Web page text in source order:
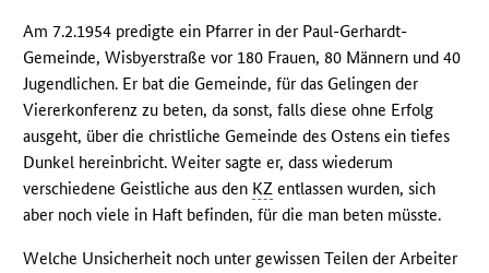
Am 7.2.1954 predigte ein Pfarrer in der Paul-Gerhardt-
Gemeinde, Wisbyerstraße vor 180 Frauen, 80 Männern und 40
Jugendlichen. Er bat die Gemeinde, für das Gelingen der
Viererkonferenz zu beten, da sonst, falls diese ohne Erfolg
ausgeht, über die christliche Gemeinde des Ostens ein tiefes
Dunkel hereinbricht. Weiter sagte er, dass wiederum
verschiedene Geistliche aus den KZ entlassen wurden, sich
aber noch viele in Haft befinden, für die man beten müsste.
Welche Unsicherheit noch unter gewissen Teilen der Arbeiter